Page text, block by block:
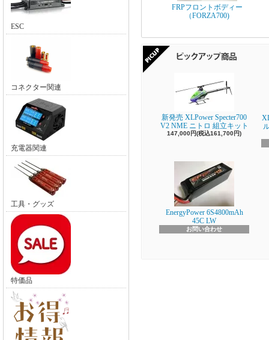
ESC
コネクター関連
充電器関連
工具・グッズ
特価品
FRPフロントボディー
（FORZA700)
新発売 XLPower Specter700
V2 NME ニトロ 組立キット
147,000円(税込161,700円)
EnergyPower 6S4800mAh
45C LW
お問い合わせ